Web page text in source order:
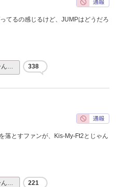
てるの感じるけど、JUMPはどうだろ
ん… 338
落とすファンが、Kis-My-Ft2とじゃん
ん… 221